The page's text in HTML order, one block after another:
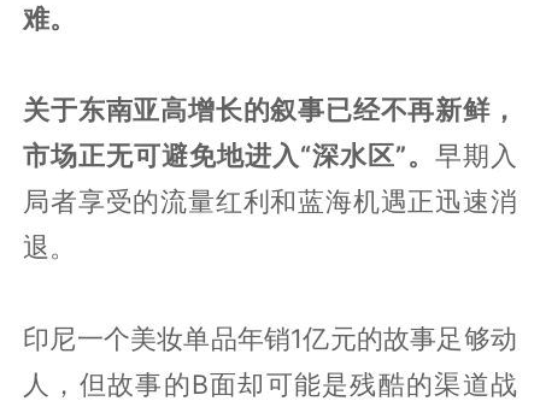
难。
关于东南亚高增长的叙事已经不再新鲜，
市场正无可避免地进入“深水区”。 早期入
局者享受的流量红利和蓝海机遇正迅速消
退。
印尼一个美妆单品年销1亿元的故事足够动
人，但故事的B面却可能是残酷的渠道战